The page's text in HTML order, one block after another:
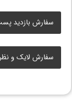
سفارش بازدید
سفارش لایک و